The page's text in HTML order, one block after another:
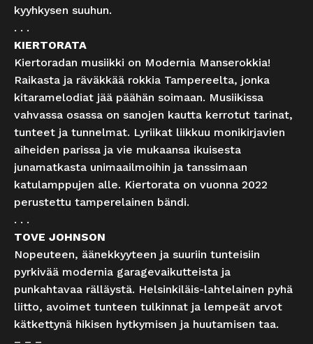
kyyhkysen suuhun.
. . .
KIERTORATA
Kiertoradan musiikki on Modernia Manserokkia!
Raikasta ja räväkkää rokkia Tampereelta, jonka
kitaramelodiat jää päähän soimaan. Musiikissa
vahvassa osassa on sanojen kautta kerrotut tarinat,
tunteet ja tunnelmat. Lyriikat liikkuu monikirjavien
aiheiden parissa ja vie mukaansa ikuisesta
junamatkasta unimaailmoihin ja tanssimaan
katulamppujen alle. Kiertorata on vuonna 2022
perustettu tamperelainen bändi.
. . .
TOVE JOHNSON
Nopeuteen, äänekkyyteen ja suuriin tunteisiin
pyrkivää modernia garagevaikutteista ja
punkahtavaa rälläystä. Helsinkiläis-lahtelainen pyhä
liitto, avoimet tunteen tulkinnat ja lempeät arvot
kätkettynä hikisen hytkymisen ja huutamisen taa.
– – –